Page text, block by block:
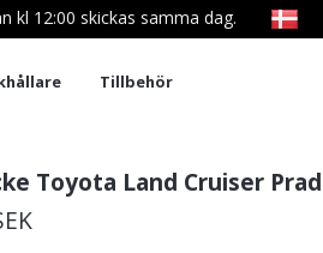
kl 12:00 skickas samma dag.
Tillbehör
Toyota Land Cruiser